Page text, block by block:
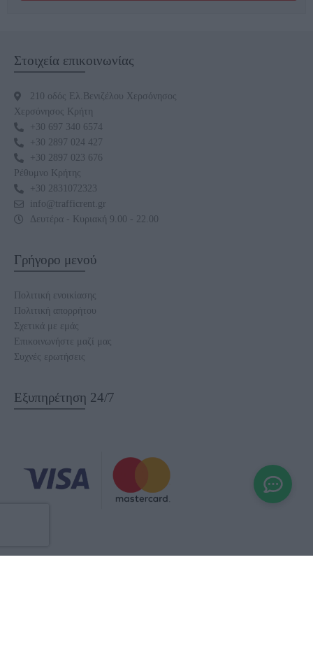
Στοιχεία επικοινωνίας
210 οδός Ελ.Βενιζέλου Χερσόνησος
Χερσόνησος Κρήτη
+30 697 340 6574
+30 2897 024 427
+30 2897 023 676
Ρέθυμνο Κρήτης
+30 2831072323
info@trafficrent.gr
Δευτέρα - Κυριακή 9.00 - 22.00
Γρήγορο μενού
Πολιτική ενοικίασης
Πολιτική απορρήτου
Σχετικά με εμάς
Επικοινωνήστε μαζί μας
Συχνές ερωτήσεις
Εξυπηρέτηση 24/7